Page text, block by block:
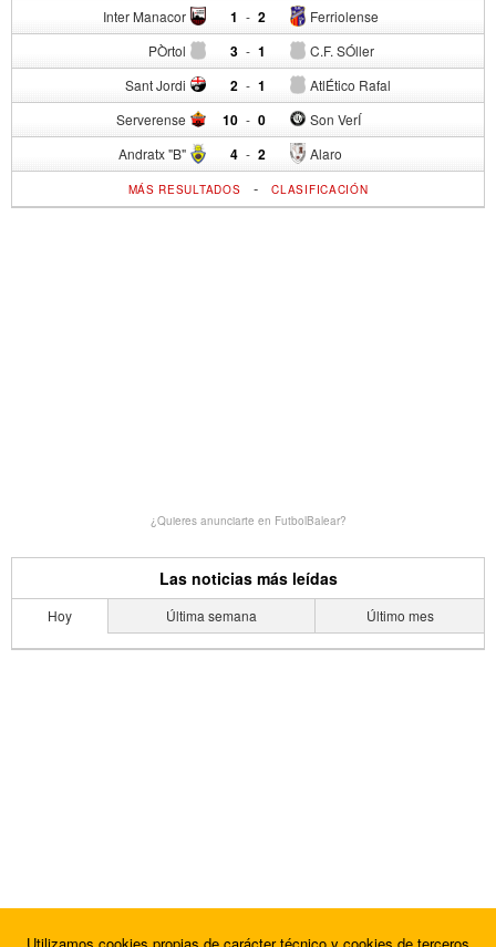
Inter Manacor 1 - Ferriolense
2
PÒrtol 3 - C.F. SÓller
1
Sant Jordi 2 - AtlÉtico Rafal
1
Serverense 10 - Son VerÍ
0
Andratx "B" 4 - Alaro
2
MÁS RESULTADOS -CLASIFICACIÓN
¿Quieres anunciarte en FutbolBalear?
Las noticias más leídas
Hoy Última semana Último mes